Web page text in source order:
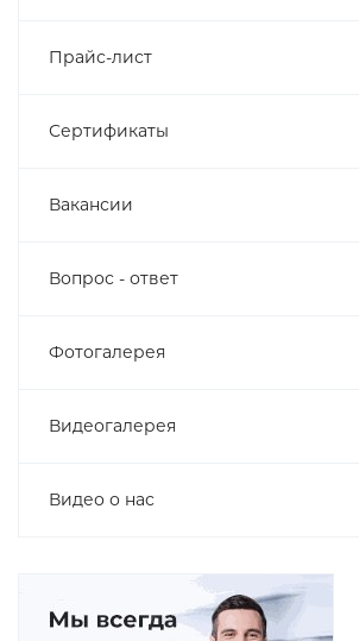
Прайс-лист
Сертификаты
Вакансии
Вопрос - ответ
Фотогалерея
Видеогалерея
Видео о нас